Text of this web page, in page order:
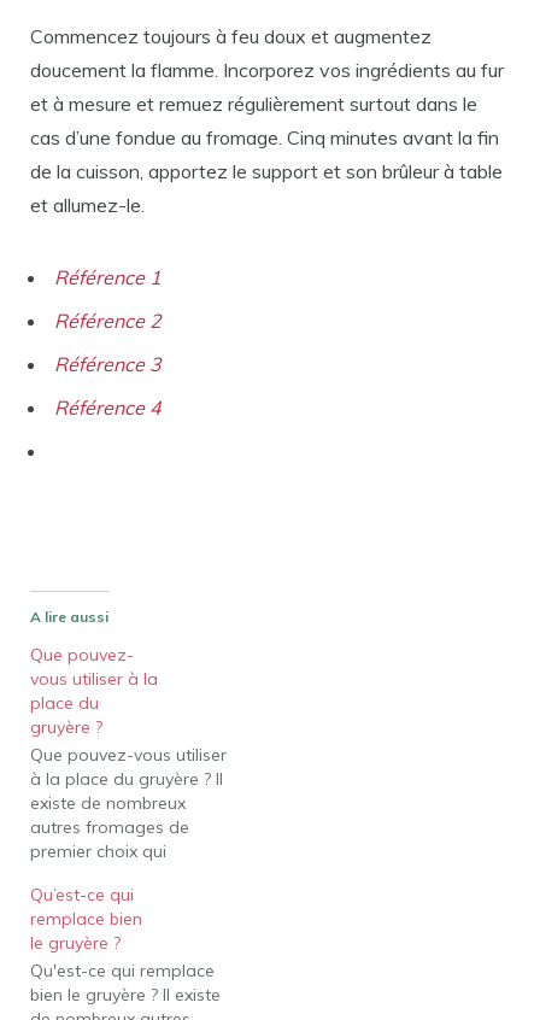
Commencez toujours à feu doux et augmentez
doucement la flamme. Incorporez vos ingrédients au fur
et à mesure et remuez régulièrement surtout dans le
cas d’une fondue au fromage. Cinq minutes avant la fin
de la cuisson, apportez le support et son brûleur à table
et allumez-le.
Référence 1
Référence 2
Référence 3
Référence 4
A lire aussi
Que pouvez-
vous utiliser à la
place du
gruyère ?
Que pouvez-vous utiliser
à la place du gruyère ? Il
existe de nombreux
autres fromages de
premier choix qui
substituts au fromage
Gruyxère. Selon que vous
faites fondre du fromage
ou que vous ajoutez plus
de variété à votre
Qu’est-ce qui
remplace bien
le gruyère ?
Qu'est-ce qui remplace
bien le gruyère ? Il existe